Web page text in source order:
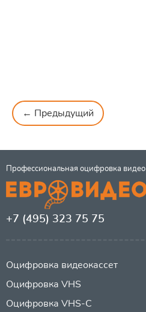
← Предыдущий
Профессиональная оцифровка видео
+7 (495) 323 75 75
Оцифровка видеокассет
Оцифровка VHS
Оцифровка VHS-C